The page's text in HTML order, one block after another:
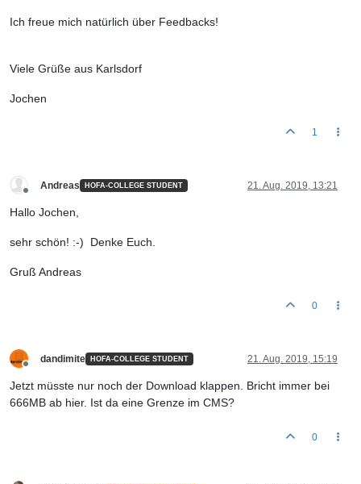
Ich freue mich natürlich über Feedbacks!
Viele Grüße aus Karlsdorf
Jochen
1
Andreas HOFA-COLLEGE STUDENT 21. Aug. 2019, 13:21
Hallo Jochen,
sehr schön! :-) Denke Euch.
Gruß Andreas
0
dandimite HOFA-COLLEGE STUDENT 21. Aug. 2019, 15:19
Jetzt müsste nur noch der Download klappen. Bricht immer bei
666MB ab hier. Ist da eine Grenze im CMS?
0